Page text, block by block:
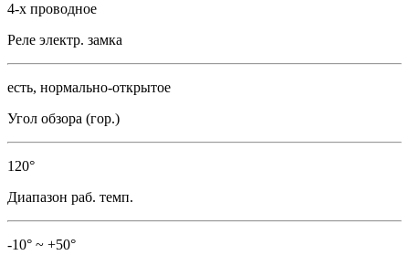
4-х проводное
Реле электр. замка
есть, нормально-открытое
Угол обзора (гор.)
120°
Диапазон раб. темп.
-10° ~ +50°